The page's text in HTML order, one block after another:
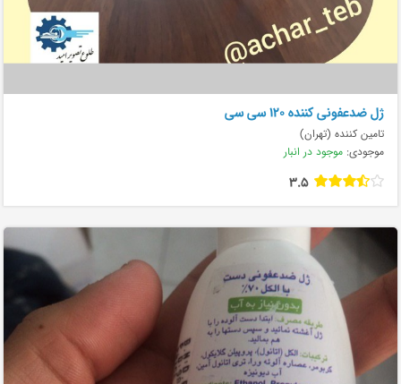
ژل ضدعفونی کننده ۱۲۰ سی سی
تامین کننده (تهران)
موجودی: موجود در انبار
3.5